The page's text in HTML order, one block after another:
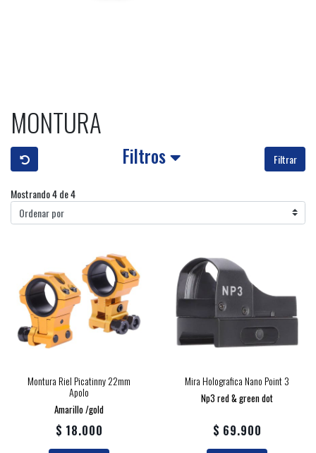
MONTURA
Filtros Filtrar
Mostrando 4 de 4
Montura Riel Picatinny 22mm
Apolo
Amarillo /gold
$ 18.000
Mira Holografica Nano Point 3
Np3 red & green dot
$ 69.900